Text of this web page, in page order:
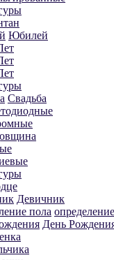
Юбилей
Свадьба
Девичник
День